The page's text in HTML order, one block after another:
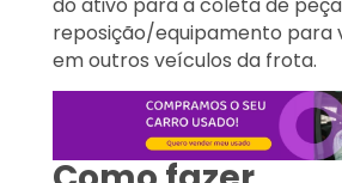
reposição/equipamento para
em outros veículos da frota.